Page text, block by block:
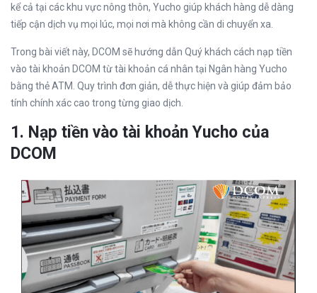
kể cả tại các khu vực nông thôn, Yucho giúp khách hàng dễ dàng
tiếp cận dịch vụ mọi lúc, mọi nơi mà không cần di chuyển xa.
Trong bài viết này, DCOM sẽ hướng dẫn Quý khách cách nạp tiền
vào tài khoản DCOM từ tài khoản cá nhân tại Ngân hàng Yucho
bằng thẻ ATM. Quy trình đơn giản, dễ thực hiện và giúp đảm bảo
tính chính xác cao trong từng giao dịch.
1. Nạp tiền vào tài khoản Yucho của
DCOM